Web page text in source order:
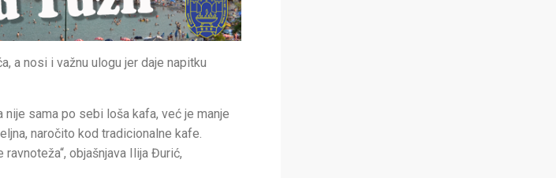
a nosi i važnu ulogu jer daje napitku
sama po sebi loša kafa, već je manje
naročito kod tradicionalne kafe.
objašnjava Ilija Đurić,